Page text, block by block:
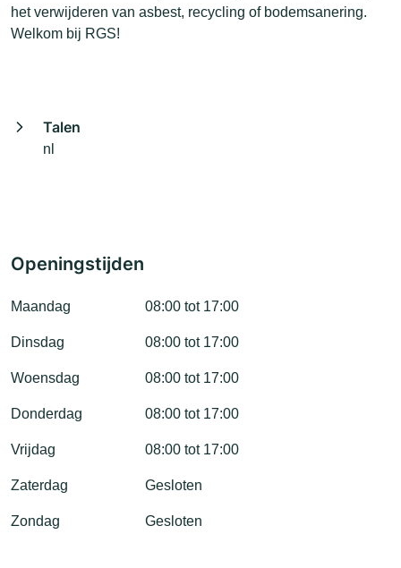
het verwijderen van asbest, recycling of bodemsanering.
Welkom bij RGS!
Talen
nl
Openingstijden
Maandag 08:00 tot 17:00
Dinsdag 08:00 tot 17:00
Woensdag 08:00 tot 17:00
Donderdag 08:00 tot 17:00
Vrijdag 08:00 tot 17:00
Zaterdag Gesloten
Zondag Gesloten